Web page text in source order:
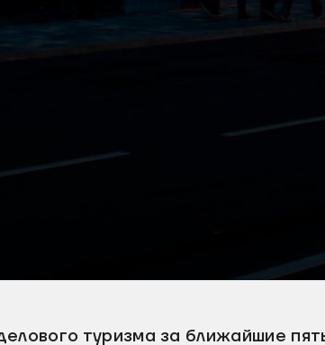
туризма за ближайшие